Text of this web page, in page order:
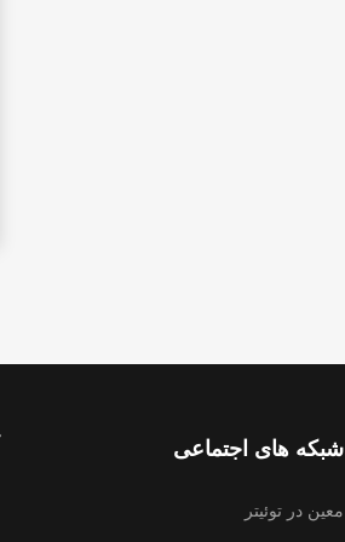
شبکه های اجتماعی
معین در توئیتر